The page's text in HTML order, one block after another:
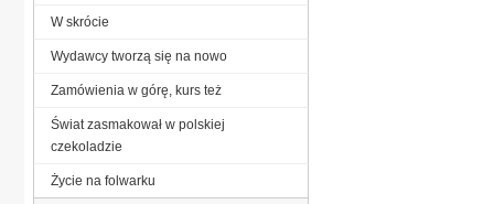
W skrócie
Wydawcy tworzą się na nowo
Zamówienia w górę, kurs też
Świat zasmakował w polskiej
czekoladzie
Życie na folwarku